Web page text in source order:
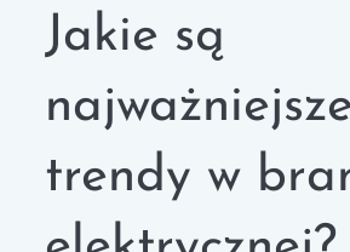
Jakie są
trendy w